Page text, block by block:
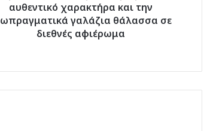
αυθεντικό χαρακτήρα και την
γαλάζια θάλασσα σε
διεθνές αφιέρωμα